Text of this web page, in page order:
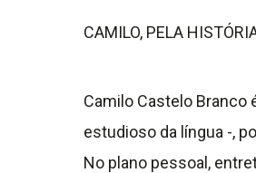
CAMILO, PELA
Camilo Castelo Branco
estudioso da língua -,
No plano pessoal,